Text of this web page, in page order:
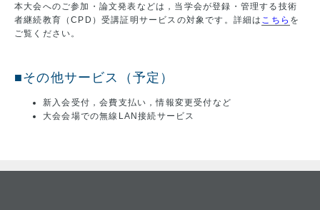
本大会へのご参加・論文発表などは，当学会が登録・管理する技術
者継続教育（CPD）受講証明サービスの対象です。詳細は こちら を
ご覧ください。
■その他サービス（予定）
新入会受付，会費支払い，情報変更受付など
大会会場での無線LAN接続サービス